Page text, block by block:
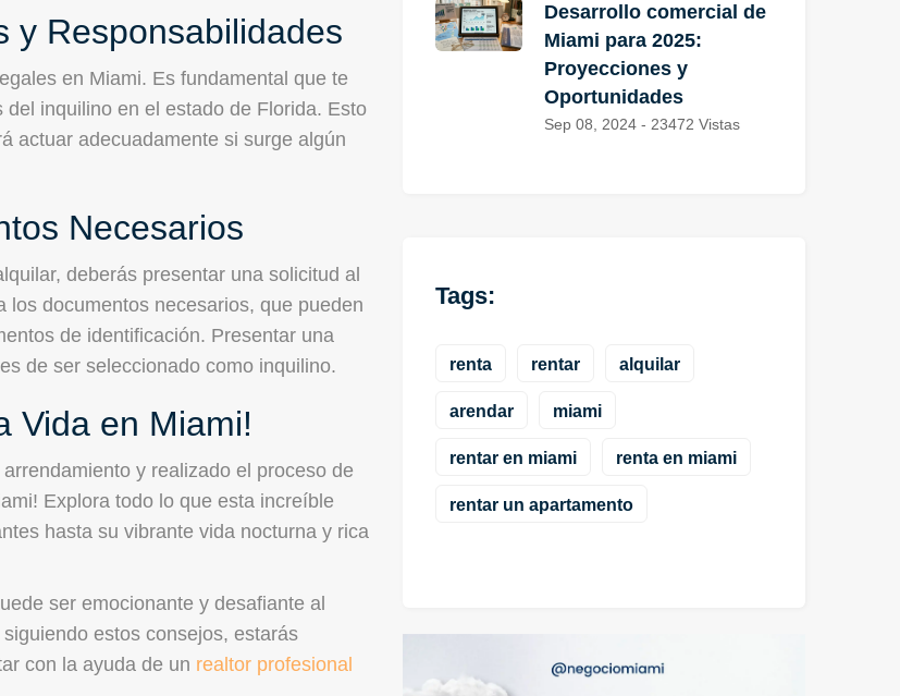
y Responsabilidades
en Miami. Es fundamental que te
inquilino en el estado de Florida. Esto
actuar adecuadamente si surge algún
Necesarios
deberás presentar una solicitud al
documentos necesarios, que pueden
de identificación. Presentar una
de ser seleccionado como inquilino.
Vida en Miami!
y realizado el proceso de
Explora todo lo que esta increíble
hasta su vibrante vida nocturna y rica
ser emocionante y desafiante al
estos consejos, estarás
con la ayuda de un realtor profesional
Desarrollo comercial de
Miami para 2025:
Proyecciones y
Oportunidades
Sep 08, 2024 - 23472 Vistas
Tags:
renta rentar alquilar
arendar miami
rentar en miami renta en miami
rentar un apartamento